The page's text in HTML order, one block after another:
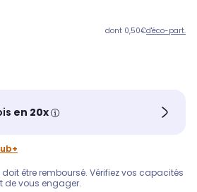
dont 0,50€d'éco-part.
en 20x
être remboursé. Vérifiez vos capacités
de vous engager.